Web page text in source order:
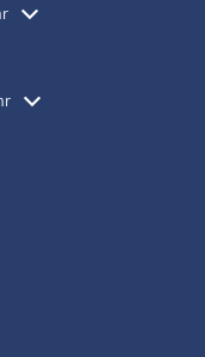
auszublenden
auszublenden